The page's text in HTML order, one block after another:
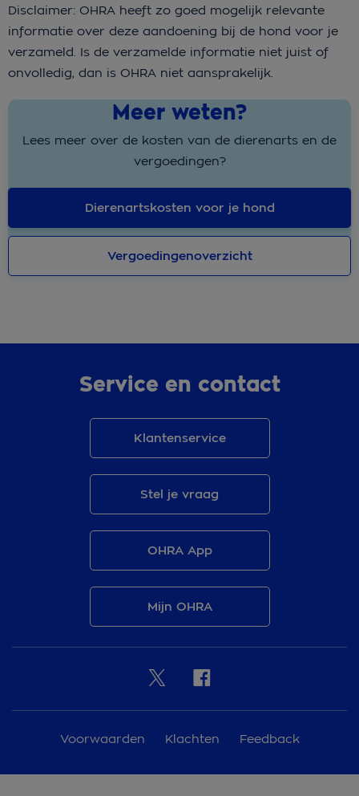
Disclaimer: OHRA heeft zo goed mogelijk relevante
informatie over deze aandoening bij de hond voor je
verzameld. Is de verzamelde informatie niet juist of
onvolledig, dan is OHRA niet aansprakelijk.
Meer weten?
Lees meer over de kosten van de dierenarts en de
vergoedingen?
Dierenartskosten voor je hond
Vergoedingenoverzicht
Service en contact
Klantenservice
Stel je vraag
OHRA App
Mijn OHRA
Voorwaarden Klachten Feedback